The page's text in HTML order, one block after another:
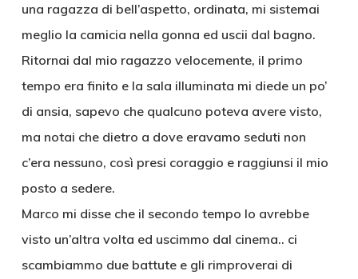
una ragazza di bell’aspetto, ordinata, mi sistemai
meglio la camicia nella gonna ed uscii dal bagno.
Ritornai dal mio ragazzo velocemente, il primo
tempo era finito e la sala illuminata mi diede un po’
di ansia, sapevo che qualcuno poteva avere visto,
ma notai che dietro a dove eravamo seduti non
c’era nessuno, così presi coraggio e raggiunsi il mio
posto a sedere.
Marco mi disse che il secondo tempo lo avrebbe
visto un’altra volta ed uscimmo dal cinema.. ci
scambiammo due battute e gli rimproverai di